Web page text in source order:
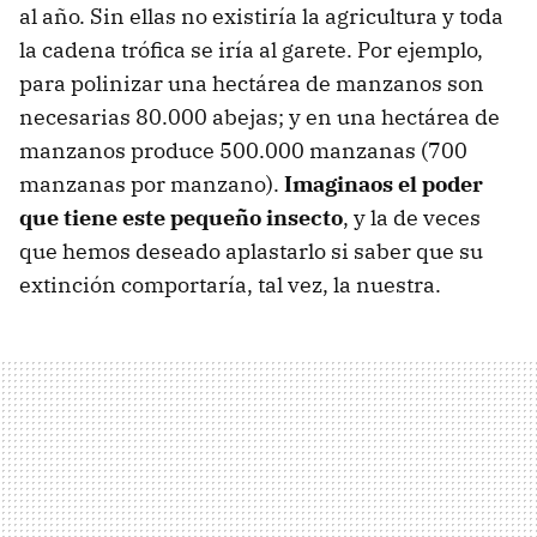
al año. Sin ellas no existiría la agricultura y toda
la cadena trófica se iría al garete. Por ejemplo,
para polinizar una hectárea de manzanos son
necesarias 80.000 abejas; y en una hectárea de
manzanos produce 500.000 manzanas (700
manzanas por manzano). Imaginaos el poder
que tiene este pequeño insecto, y la de veces
que hemos deseado aplastarlo si saber que su
extinción comportaría, tal vez, la nuestra.